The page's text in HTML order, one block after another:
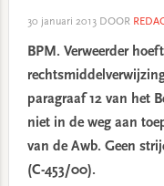
30 januari 2013DOOR
BPM. Verweerder
paragraaf 12 van het
niet in de weg aan
van de Awb. Geen
(C-453/00).